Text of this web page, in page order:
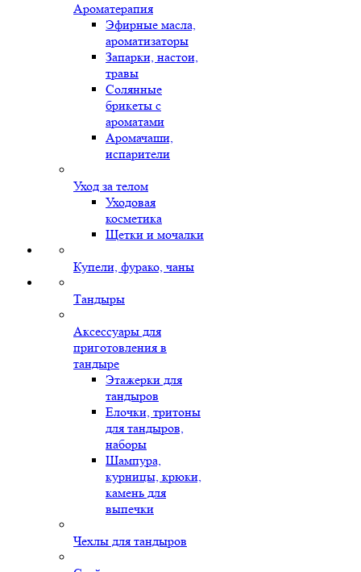
Ароматерапия
Эфирные масла,
ароматизаторы
Запарки, настои,
травы
Солянные
брикеты с
ароматами
Аромачаши,
испарители
Уход за телом
Уходовая
косметика
Щетки и мочалки
Купели, фурако, чаны
Тандыры
Аксессуары для
приготовления в
тандыре
Этажерки для
тандыров
Елочки, тритоны
для тандыров,
наборы
Шампура,
курницы, крюки,
камень для
выпечки
Чехлы для тандыров